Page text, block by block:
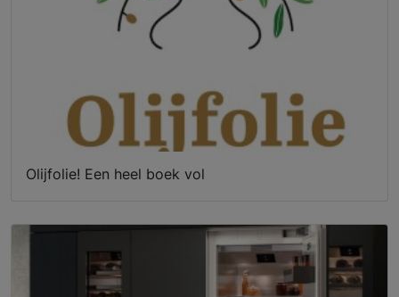
Olijfolie! Een heel boek vol